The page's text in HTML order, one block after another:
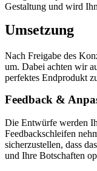
Gestaltung und wird
Umsetzung
Nach Freigabe des
um. Dabei achten wir
perfektes Endprodukt
Feedback &
Die Entwürfe werden
Feedbackschleifen
sicherzustellen, dass
und Ihre Botschaften